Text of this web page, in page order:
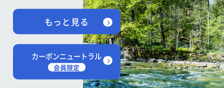
もっと見る
カーボンニュートラル
会員限定